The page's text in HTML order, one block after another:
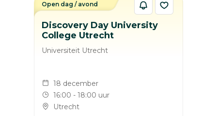
Discovery Day University
College Utrecht
Universiteit Utrecht
18 december
16:00 - 18:00 uur
Utrecht
Open dag / avond